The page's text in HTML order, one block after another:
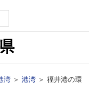
湾 ＞ 港湾 ＞ 福井港の環